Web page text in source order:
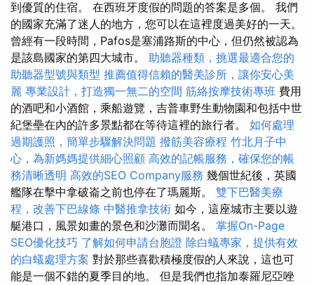
到優質的住宿。 在西班牙度假的問題的答案是多個。 我們
的國家充滿了迷人的地方，您可以在這裡度過美好的一天。
曾經有一段時間，Pafos是塞浦路斯的中心，但仍然被認為
是該島國家的第四大城市。 助聽器種類，挑選最適合您的
助聽器型號與類型 推薦值得信賴的醫美診所，讓你安心美
麗 專業設計，打造獨一無二的空間 筋絡按摩技術專班 費用
的酒吧和小酒館，乘船遊覽，吉普車野生動物園和包括中世
紀堡壘在內的許多景點都在等待這裡的旅行者。 如何處理
過期護照，簡單步驟解決問題 撥筋美容療程 竹北月子中
心，為新媽媽提供細心照顧 高效的記帳服務，確保您的帳
務清晰透明 高效的SEO Company服務 幾個世紀後，英國
艦隊在擊中拿破崙之前也停在了瑪麗斯。 雙下巴醫美療
程，改善下巴線條 中醫推拿技術 如今，這座城市主要以遊
艇港口，風景如畫的景色和沙灘而聞名。 掌握On-Page
SEO優化技巧 了解如何申請台胞證 除白蟻專家，提供有效
的白蟻處理方案 對於那些喜歡積極度假的人來說，這也可
能是一個不錯的夏季目的地。 但是我們也指加泰羅尼亞唑